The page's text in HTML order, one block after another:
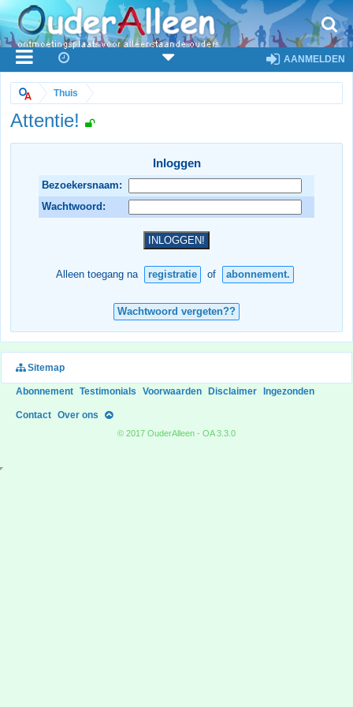
AANMELDEN
Thuis
Attentie!
Inloggen
Bezoekersnaam:
Wachtwoord:
Alleen toegang na registratie of abonnement.
Wachtwoord vergeten??
Sitemap
Abonnement Testimonials Voorwaarden Disclaimer Ingezonden
Contact Over ons
© 2017 OuderAlleen - OA 3.3.0